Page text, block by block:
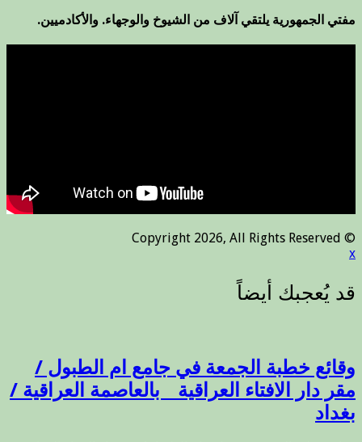
مفتي الجمهورية يلتقي آلاف من الشيوخ والوجهاء. والأكادميين.
© Copyright 2026, All Rights Reserved
x
وقائع خطبة الجمعة في جامع ام الطبول /
مقر دار الافتاء العراقية _ بالعاصمة العراقية /
بغداد